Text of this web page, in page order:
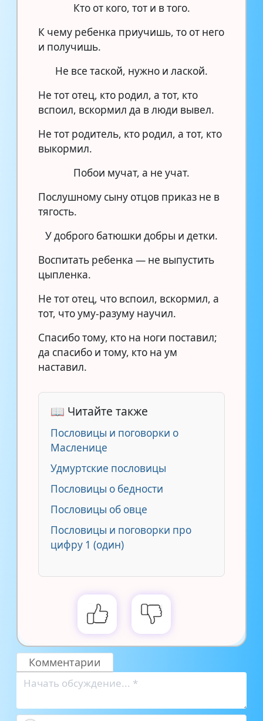
Кто от кого, тот и в того.
К чему ребенка приучишь, то от него
и получишь.
Не все таской, нужно и лаской.
Не тот отец, кто родил, а тот, кто
вспоил, вскормил да в люди вывел.
Не тот родитель, кто родил, а тот, кто
выкормил.
Побои мучат, а не учат.
Послушному сыну отцов приказ не в
тягость.
У доброго батюшки добры и детки.
Воспитать ребенка — не выпустить
цыпленка.
Не тот отец, что вспоил, вскормил, а
тот, что уму-разуму научил.
Спасибо тому, кто на ноги поставил;
да спасибо и тому, кто на ум
наставил.
📖 Читайте также
Пословицы и поговорки о
Масленице
Удмуртские пословицы
Пословицы о бедности
Пословицы об овце
Пословицы и поговорки про
цифру 1 (один)
Комментарии